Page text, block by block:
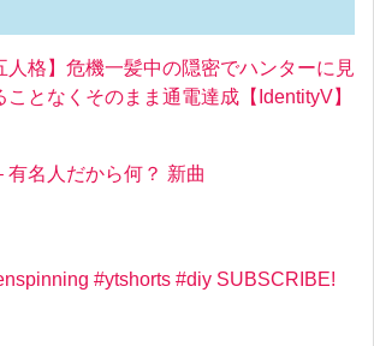
人格】危機一髪中の隠密でハンターに見
ことなくそのまま通電達成【IdentityV】
有名人だから何？ 新曲
#ytshorts #diy SUBSCRIBE!